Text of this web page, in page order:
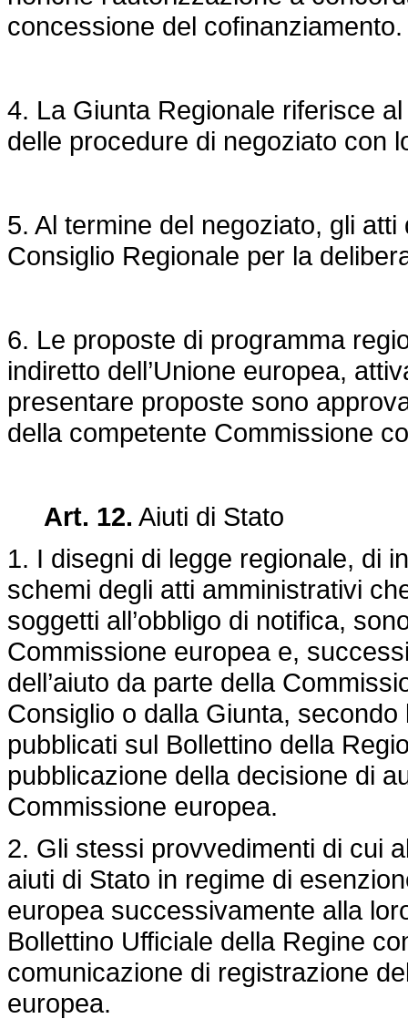
concessione del cofinanziamento.
4. La Giunta Regionale riferisce
delle procedure di negoziato con
5. Al termine del negoziato, gli
Consiglio Regionale per la
6. Le proposte di programma
indiretto dell’Unione europea,
presentare proposte sono
della competente Commissione
Art. 12. Aiuti di Stato
1. I disegni di legge regionale, di
schemi degli atti amministrativi
soggetti all’obbligo di notifica,
Commissione europea e,
dell’aiuto da parte della
Consiglio o dalla Giunta,
pubblicati sul Bollettino della
pubblicazione della decisione di
Commissione europea.
2. Gli stessi provvedimenti di cui
aiuti di Stato in regime di
europea successivamente alla
Bollettino Ufficiale della Regine
comunicazione di registrazione
europea.